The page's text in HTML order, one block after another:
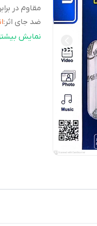
مقاوم در برابر
ضد جای اثر :
موجود در
نمایش